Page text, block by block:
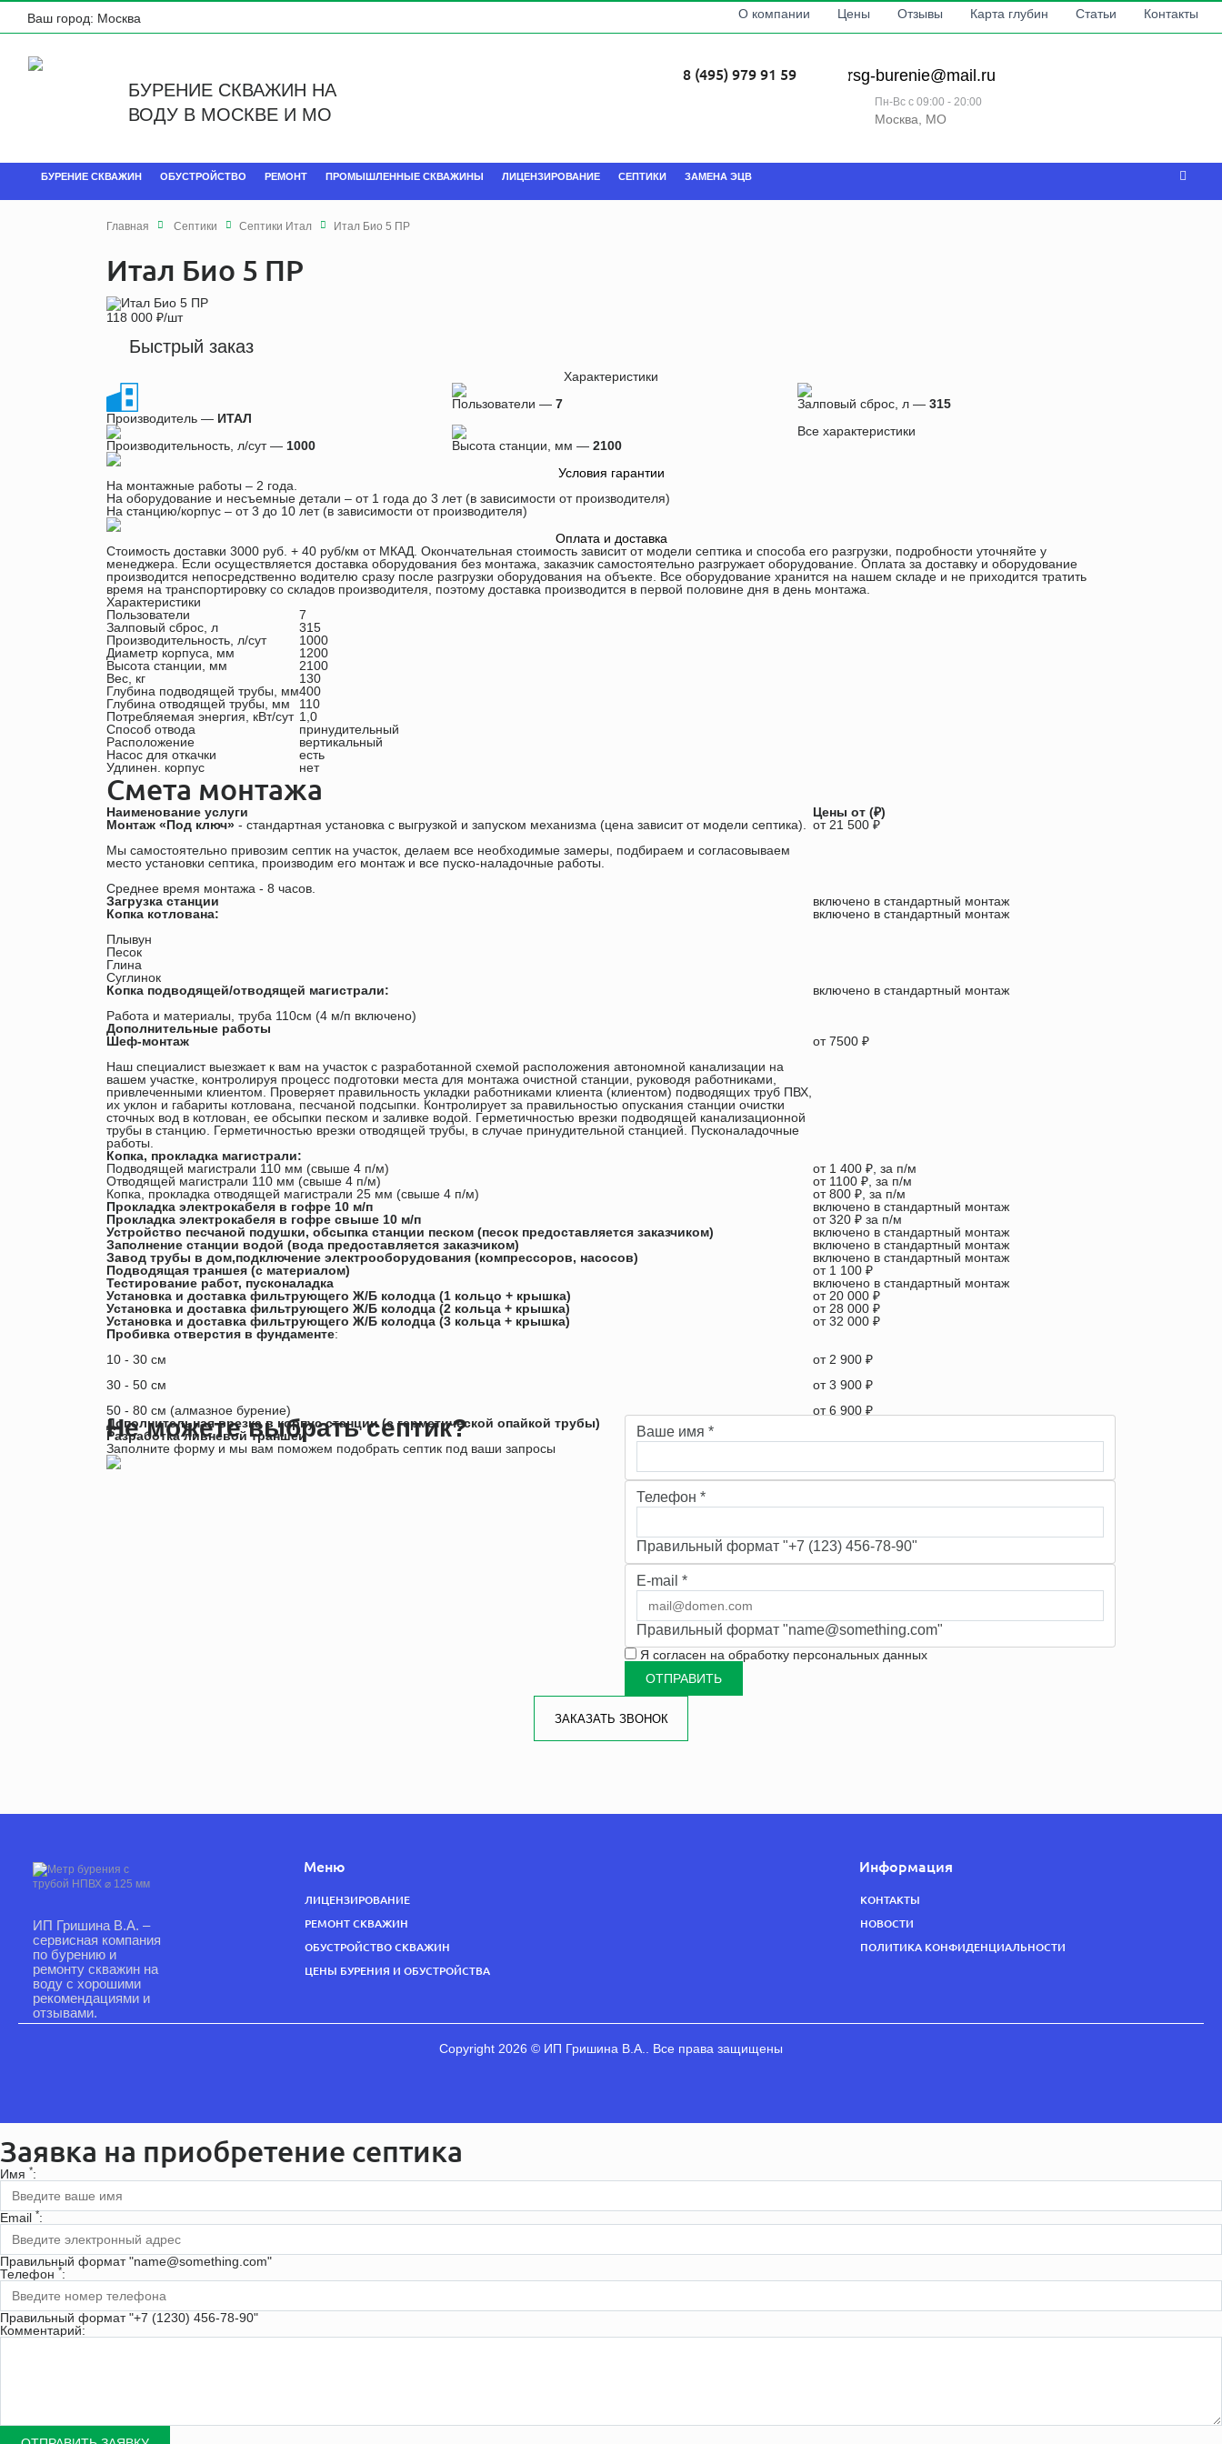
Ваш город: Москва О компании Цены Отзывы Карта глубин Статьи Контакты
БУРЕНИЕ СКВАЖИН НА
ВОДУ В МОСКВЕ И МО
8 (495) 979 91 59 rsg-burenie@mail.ru
Пн-Вс с 09:00 - 20:00
Москва, МО
БУРЕНИЕ СКВАЖИН ОБУСТРОЙСТВО РЕМОНТ ПРОМЫШЛЕННЫЕ СКВАЖИНЫ ЛИЦЕНЗИРОВАНИЕ СЕПТИКИ ЗАМЕНА ЭЦВ
Главная Септики Септики Итал Итал Био 5 ПР
Итал Био 5 ПР
118 000 ₽/шт
Быстрый заказ
Характеристики
Производитель — ИТАЛ
Пользователи — 7 Залповый сброс, л — 315
Производительность, л/сут — 1000 Высота станции, мм — 2100
Все характеристики
Условия гарантии
На монтажные работы – 2 года.
На оборудование и несъемные детали – от 1 года до 3 лет (в зависимости от производителя)
На станцию/корпус – от 3 до 10 лет (в зависимости от производителя)
Оплата и доставка
Стоимость доставки 3000 руб. + 40 руб/км от МКАД. Окончательная стоимость зависит от модели септика и способа его разгрузки, подробности уточняйте у
менеджера. Если осуществляется доставка оборудования без монтажа, заказчик самостоятельно разгружает оборудование. Оплата за доставку и оборудование
производится непосредственно водителю сразу после разгрузки оборудования на объекте. Все оборудование хранится на нашем складе и не приходится тратить
время на транспортировку со складов производителя, поэтому доставка производится в первой половине дня в день монтажа.
Характеристики
Пользователи
7
Залповый сброс, л
315
Производительность, л/сут
1000
Диаметр корпуса, мм
1200
Высота станции, мм
2100
Вес, кг
130
Глубина подводящей трубы, мм400
Глубина отводящей трубы, мм
110
Потребляемая энергия, кВт/сут 1,0
Способ отвода
принудительный
Расположение
вертикальный
Насос для откачки
есть
Удлинен. корпус
нет
Смета монтажа
Наименование услуги
Цены от (₽)
Монтаж «Под ключ» - стандартная установка с выгрузкой и запуском механизма (цена зависит от модели септика).
Мы самостоятельно привозим септик на участок, делаем все необходимые замеры, подбираем и согласовываем
место установки септика, производим его монтаж и все пуско-наладочные работы.
Среднее время монтажа - 8 часов.
от 21 500 ₽
Загрузка станции
включено в стандартный монтаж
Копка котлована:
Плывун
Песок
Глина
Суглинок
включено в стандартный монтаж
Копка подводящей/отводящей магистрали:
Работа и материалы, труба 110см (4 м/п включено)
включено в стандартный монтаж
Дополнительные работы
Шеф-монтаж
Наш специалист выезжает к вам на участок с разработанной схемой расположения автономной канализации на
вашем участке, контролируя процесс подготовки места для монтажа очистной станции, руководя работниками,
привлеченными клиентом. Проверяет правильность укладки работниками клиента (клиентом) подводящих труб ПВХ,
их уклон и габариты котлована, песчаной подсыпки. Контролирует за правильностью опускания станции очистки
сточных вод в котлован, ее обсыпки песком и заливке водой. Герметичностью врезки подводящей канализационной
трубы в станцию. Герметичностью врезки отводящей трубы, в случае принудительной станцией. Пусконаладочные
работы.
от 7500 ₽
Копка, прокладка магистрали:
Подводящей магистрали 110 мм (свыше 4 п/м)
от 1 400 ₽, за п/м
Отводящей магистрали 110 мм (свыше 4 п/м)
от 1100 ₽, за п/м
Копка, прокладка отводящей магистрали 25 мм (свыше 4 п/м)
от 800 ₽, за п/м
Прокладка электрокабеля в гофре 10 м/п
включено в стандартный монтаж
Прокладка электрокабеля в гофре свыше 10 м/п
от 320 ₽ за п/м
Устройство песчаной подушки, обсыпка станции песком (песок предоставляется заказчиком)
включено в стандартный монтаж
Заполнение станции водой (вода предоставляется заказчиком)
включено в стандартный монтаж
Завод трубы в дом,подключение электрооборудования (компрессоров, насосов)
включено в стандартный монтаж
Подводящая траншея (с материалом)
от 1 100 ₽
Тестирование работ, пусконаладка
включено в стандартный монтаж
Установка и доставка фильтрующего Ж/Б колодца (1 кольцо + крышка)
от 20 000 ₽
Установка и доставка фильтрующего Ж/Б колодца (2 кольца + крышка)
от 28 000 ₽
Установка и доставка фильтрующего Ж/Б колодца (3 кольца + крышка)
от 32 000 ₽
Пробивка отверстия в фундаменте:
10 - 30 см
30 - 50 см
50 - 80 см (алмазное бурение)
от 2 900 ₽
от 3 900 ₽
от 6 900 ₽
Дополнительная врезка в корпус станции (с герметической опайкой трубы)
Разработка ливневой траншеи
Не можете выбрать септик?
Заполните форму и мы вам поможем подобрать септик под ваши запросы
Ваше имя *
Телефон *
Правильный формат "+7 (123) 456-78-90"
E-mail *
Правильный формат "name@something.com"
Я согласен на обработку персональных данных
ЗАКАЗАТЬ ЗВОНОК
ИП Гришина В.А. –
сервисная компания
по бурению и
ремонту скважин на
воду с хорошими
рекомендациями и
отзывами.
Меню
ЛИЦЕНЗИРОВАНИЕ
РЕМОНТ СКВАЖИН
ОБУСТРОЙСТВО СКВАЖИН
ЦЕНЫ БУРЕНИЯ И ОБУСТРОЙСТВА
Информация
КОНТАКТЫ
НОВОСТИ
ПОЛИТИКА КОНФИДЕНЦИАЛЬНОСТИ
Copyright 2026 © ИП Гришина В.А.. Все права защищены
Заявка на приобретение септика
Имя *:
Email *:
Правильный формат "name@something.com"
Телефон *:
Правильный формат "+7 (1230) 456-78-90"
Комментарий: